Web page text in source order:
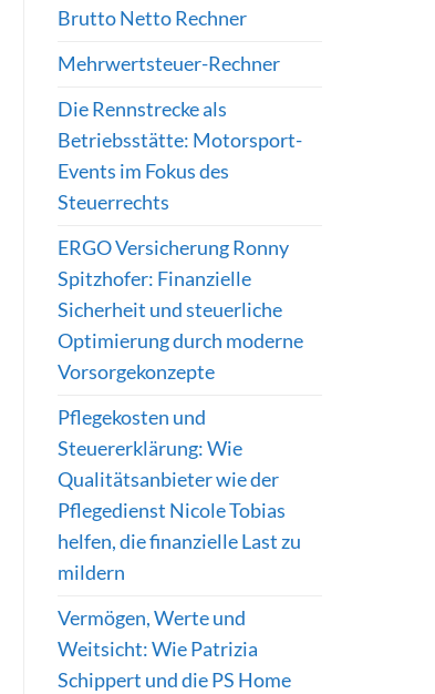
Brutto Netto Rechner
Mehrwertsteuer-Rechner
Die Rennstrecke als
Betriebsstätte: Motorsport-
Events im Fokus des
Steuerrechts
ERGO Versicherung Ronny
Spitzhofer: Finanzielle
Sicherheit und steuerliche
Optimierung durch moderne
Vorsorgekonzepte
Pflegekosten und
Steuererklärung: Wie
Qualitätsanbieter wie der
Pflegedienst Nicole Tobias
helfen, die finanzielle Last zu
mildern
Vermögen, Werte und
Weitsicht: Wie Patrizia
Schippert und die PS Home